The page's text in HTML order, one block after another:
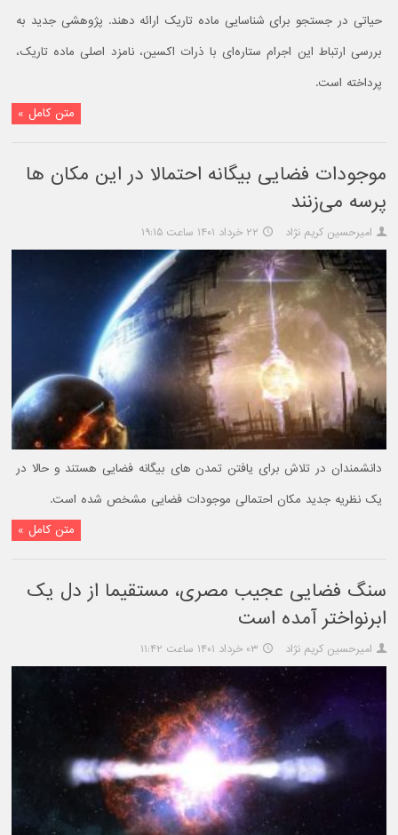
حیاتی در جستجو برای شناسایی ماده تاریک ارائه دهند. پژوهشی جدید به
بررسی ارتباط این اجرام ستاره‌ای با ذرات اکسین، نامزد اصلی ماده تاریک،
پرداخته است.
متن کامل »
موجودات فضایی بیگانه احتمالا در این مکان ها
پرسه می‌زنند
امیرحسین کریم نژاد ۲۲ خرداد ۱۴۰۱ ساعت ۱۹:۱۵
دانشمندان در تلاش برای یافتن تمدن های بیگانه فضایی هستند و حالا در
یک نظریه جدید مکان احتمالی موجودات فضایی مشخص شده است.
متن کامل »
سنگ فضایی عجیب مصری، مستقیما از دل یک
ابرنواختر آمده است
امیرحسین کریم نژاد ۰۳ خرداد ۱۴۰۱ ساعت ۱۱:۴۲